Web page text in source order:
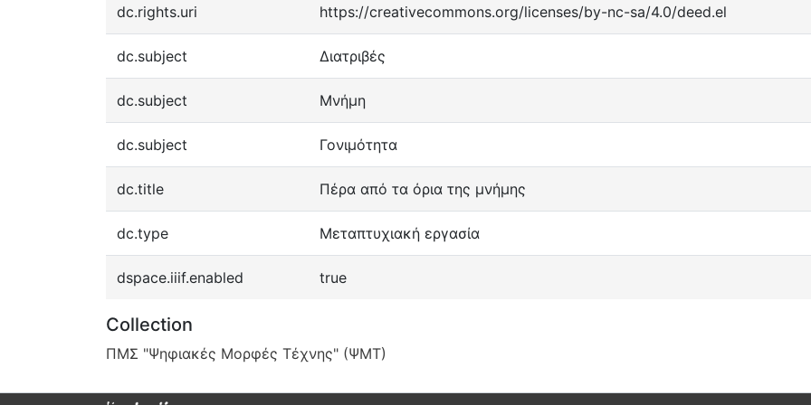
dc.rights.uri https://creativecommons.org/licenses/by-nc-sa/4.0/deed.el
dc.subject Διατριβές
dc.subject Μνήμη
dc.subject Γονιμότητα
dc.title Πέρα από τα όρια της μνήμης
dc.type Μεταπτυχιακή εργασία
dspace.iiif.enabled true
Collection
ΠΜΣ "Ψηφιακές Μορφές Τέχνης" (ΨΜΤ)